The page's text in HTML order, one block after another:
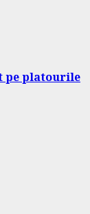
pe platourile